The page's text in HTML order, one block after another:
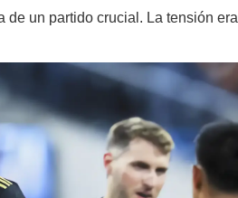
de un partido crucial. La tensión era